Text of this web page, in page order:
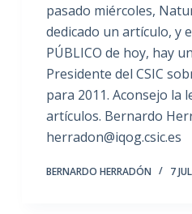
pasado miércoles,
dedicado un artículo, y
PÚBLICO de hoy, hay
Presidente del CSIC
para 2011. Aconsejo la
artículos. Bernardo
herradon@iqog.csic.es
BERNARDO HERRADÓN 7